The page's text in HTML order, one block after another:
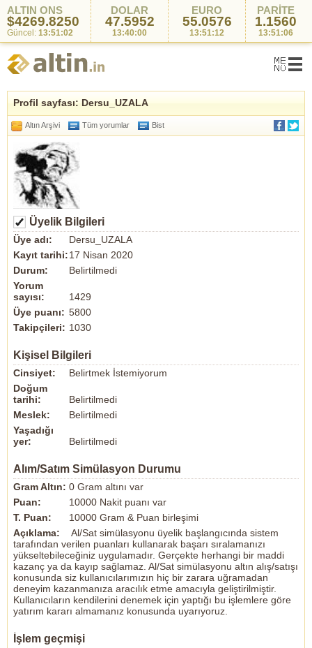
ALTIN ONS
$4269.8250
Güncel: 13:51:02
DOLAR
47.5952
13:40:00
EURO
55.0576
13:51:12
PARİTE
1.1560
13:51:06
Profil sayfası: Dersu_UZALA
Altın Arşivi Tüm yorumlar Bist
Üyelik Bilgileri
Üye adı:
Dersu_UZALA
Kayıt tarihi:17 Nisan 2020
Durum:
Belirtilmedi
Yorum
sayısı:
1429
Üye puanı: 5800
Takipçileri: 1030
Kişisel Bilgileri
Cinsiyet:
Belirtmek İstemiyorum
Doğum
tarihi:
Belirtilmedi
Meslek:
Belirtilmedi
Yaşadığı
yer:
Belirtilmedi
Alım/Satım Simülasyon Durumu
Gram Altın: 0 Gram altını var
Puan:
10000 Nakit puanı var
T. Puan:
10000 Gram & Puan birleşimi
Açıklama:
Al/Sat simülasyonu üyelik başlangıcında sistem
tarafından verilen puanları kullanarak başarı sıralamanızı
yükseltebileceğiniz uygulamadır. Gerçekte herhangi bir maddi
kazanç ya da kayıp sağlamaz. Al/Sat simülasyonu altın alış/satışı
konusunda siz kullanıcılarımızın hiç bir zarara uğramadan
deneyim kazanmanıza aracılık etme amacıyla geliştirilmiştir.
Kullanıcıların kendilerini denemek için yaptığı bu işlemlere göre
yatırım kararı almamanız konusunda uyarıyoruz.
İşlem geçmişi